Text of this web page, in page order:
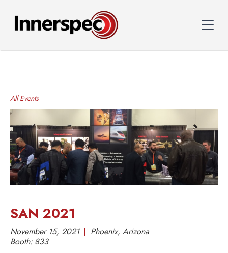
All Events
SAN 2021
November 15, 2021
Phoenix, Arizona
Booth: 833